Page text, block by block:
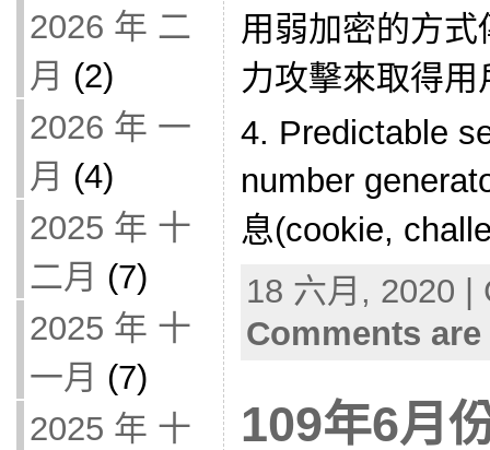
2026 年 二
月 (2)
2026 年 一
月 (4)
2025 年 十
二月 (7)
2025 年 十
一月 (7)
2025 年 十
用弱加密的方
力攻擊來取得用
4. Predictable
number
息(cookie,
18 六月, 2020
Comments
109年6月